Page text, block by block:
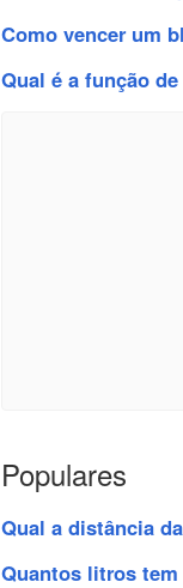
Como vencer um
Qual é a função
Populares
Qual a distância
Quantos litros tem